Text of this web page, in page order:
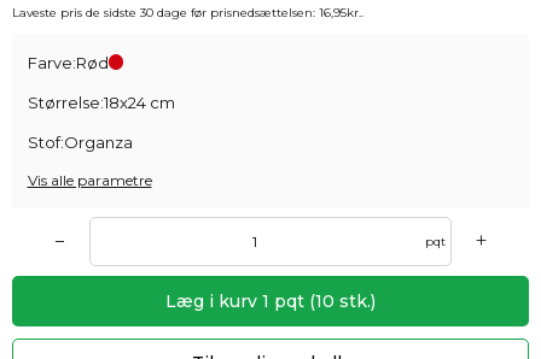
Laveste pris de sidste 30 dage før prisnedsættelsen: 16,95kr.
Farve:Rød
Størrelse:18x24 cm
Stof:Organza
Vis alle parametre
– pqt +
Læg i kurv 1 pqt (10 stk.)